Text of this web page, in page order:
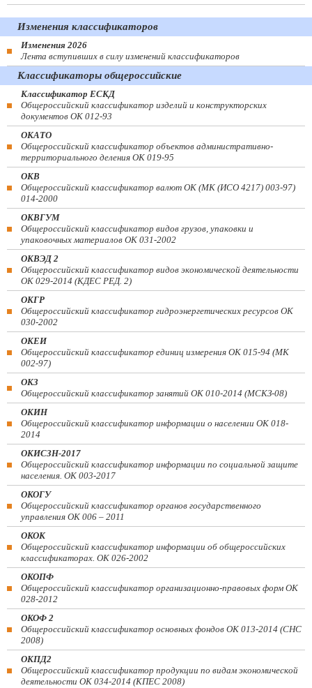
Изменения классификаторов
Изменения 2026
Лента вступивших в силу изменений классификаторов
Классификаторы общероссийские
Классификатор ЕСКД
Общероссийский классификатор изделий и конструкторских
документов ОК 012-93
ОКАТО
Общероссийский классификатор объектов административно-
территориального деления ОК 019-95
ОКВ
Общероссийский классификатор валют ОК (МК (ИСО 4217) 003-97)
014-2000
ОКВГУМ
Общероссийский классификатор видов грузов, упаковки и
упаковочных материалов ОК 031-2002
ОКВЭД 2
Общероссийский классификатор видов экономической деятельности
ОК 029-2014 (КДЕС РЕД. 2)
ОКГР
Общероссийский классификатор гидроэнергетических ресурсов ОК
030-2002
ОКЕИ
Общероссийский классификатор единиц измерения ОК 015-94 (МК
002-97)
ОКЗ
Общероссийский классификатор занятий ОК 010-2014 (МСКЗ-08)
ОКИН
Общероссийский классификатор информации о населении ОК 018-
2014
ОКИСЗН-2017
Общероссийский классификатор информации по социальной защите
населения. ОК 003-2017
ОКОГУ
Общероссийский классификатор органов государственного
управления ОК 006 – 2011
ОКОК
Общероссийский классификатор информации об общероссийских
классификаторах. ОК 026-2002
ОКОПФ
Общероссийский классификатор организационно-правовых форм ОК
028-2012
ОКОФ 2
Общероссийский классификатор основных фондов ОК 013-2014 (СНС
2008)
ОКПД2
Общероссийский классификатор продукции по видам экономической
деятельности ОК 034-2014 (КПЕС 2008)